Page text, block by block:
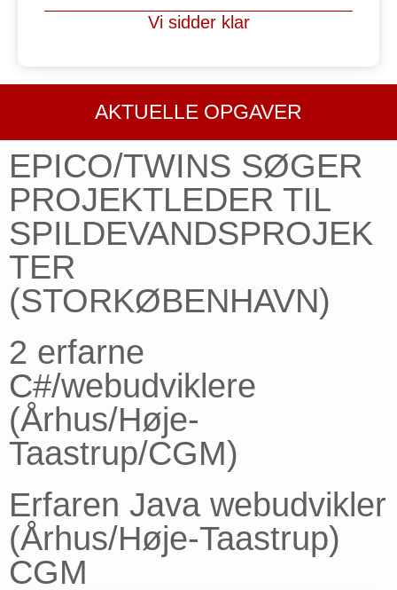
Vi sidder klar
AKTUELLE OPGAVER
EPICO/TWINS SØGER
PROJEKTLEDER TIL
SPILDEVANDSPROJEK
TER
(STORKØBENHAVN)
2 erfarne
C#/webudviklere
(Århus/Høje-
Taastrup/CGM)
Erfaren Java webudvikler
(Århus/Høje-Taastrup)
CGM